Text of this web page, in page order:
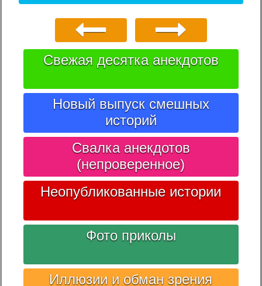
Свежая десятка анекдотов
Новый выпуск смешных
историй
Свалка анекдотов
(непроверенное)
Неопубликованные истории
Фото приколы
Иллюзии и обман зрения